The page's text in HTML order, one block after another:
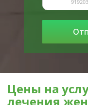
Цены на
лечения